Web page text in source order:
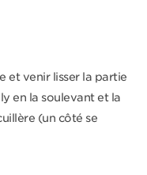
et venir lisser la partie
en la soulevant et la
(un côté se